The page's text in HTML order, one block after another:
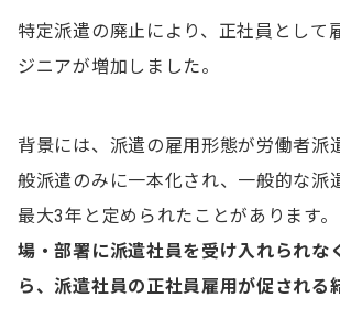
特定派遣の廃止により、正社員として
ジニアが増加しました。
背景には、派遣の雇用形態が労働者派
般派遣のみに一本化され、一般的な派
最大3年と定められたことがあります。
場・部署に派遣社員を受け入れられな
ら、派遣社員の正社員雇用が促される